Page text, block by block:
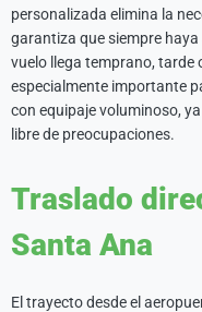
personalizada elimina la
garantiza que siempre
vuelo llega temprano, tarde
especialmente importante
con equipaje voluminoso,
libre de preocupaciones.
Traslado
Santa Ana
El trayecto desde el